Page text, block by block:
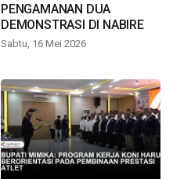
PENGAMANAN DUA
DEMONSTRASI DI NABIRE
Sabtu, 16 Mei 2026